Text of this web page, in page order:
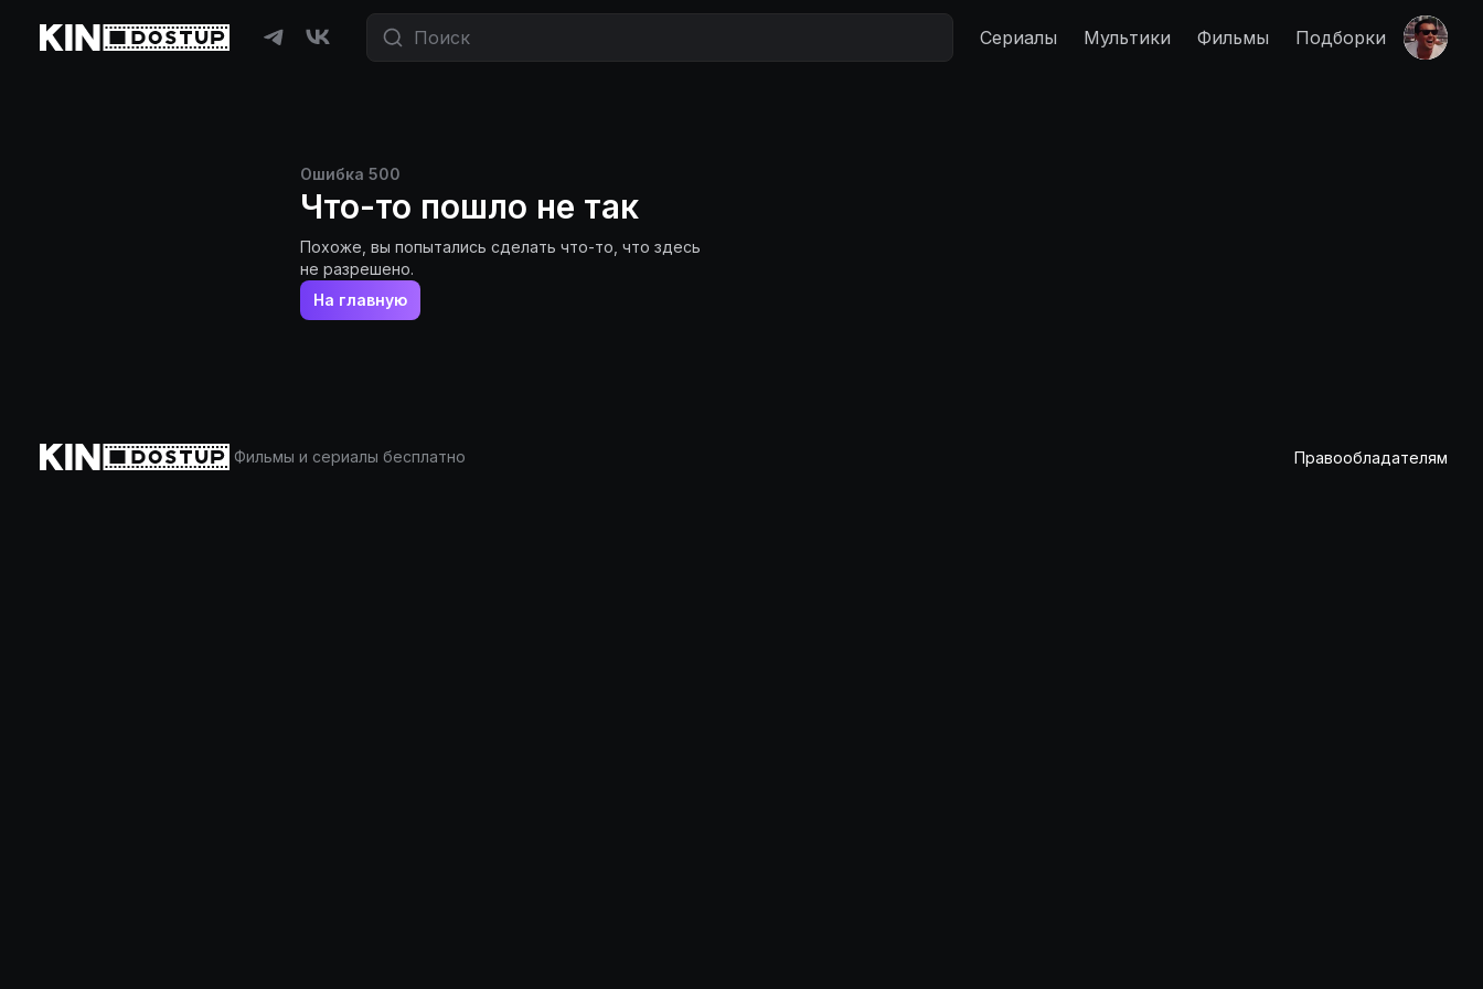
Сериалы Мультики Фильмы Подборки
Ошибка 500
Что-то пошло не так
Похоже, вы попытались сделать что-то, что здесь
не разрешено.
На главную
Фильмы и сериалы бесплатно Правообладателям